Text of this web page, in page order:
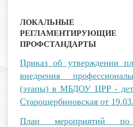
ПРОФСТАНДАРТЫ
Приказ об утверждении
внедрения
(этапы) в МБДОУ ЦРР -
Старощербиновская от
План мероприятий